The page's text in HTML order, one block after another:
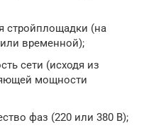
стройплощадки (на
временной);
сети (исходя из
мощности
фаз (220 или 380 В);